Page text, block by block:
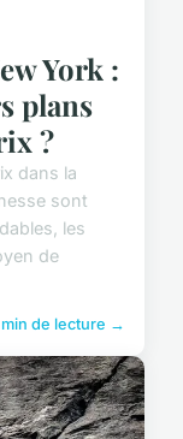
York :
plans
?
dans la
sont
les
de
min de lecture →